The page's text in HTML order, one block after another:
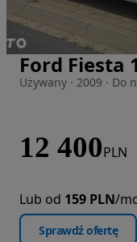
Zdjęcie 1 z 34
Ford Fiesta
Używany · 2009 · Do
12 400PLN
Lub od 159 PLN/mc
Sprawdź ofertę